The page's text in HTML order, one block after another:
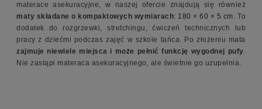
materace asekuracyjne, w naszej ofercie znajdują się również
maty składane o kompaktowych wymiarach: 180 × 60 × 5 cm. To
dodatek do rozgrzewki, stretchingu, ćwiczeń technicznych lub
pracy z dziećmi podczas zajęć w szkole tańca. Po złożeniu mata
zajmuje niewiele miejsca i może pełnić funkcję wygodnej pufy.
Nie zastąpi materaca asekuracyjnego, ale świetnie go uzupełnia.